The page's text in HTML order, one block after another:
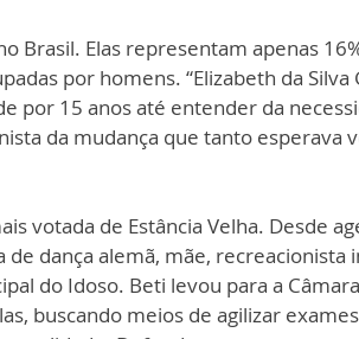
Brasil. Elas representam apenas
por homens. “Elizabeth da
por 15 anos até entender da
da mudança que tanto esperava
votada de Estância Velha. Desde
de dança alemã, mãe, recreacionista
do Idoso. Beti levou para a
buscando meios de agilizar